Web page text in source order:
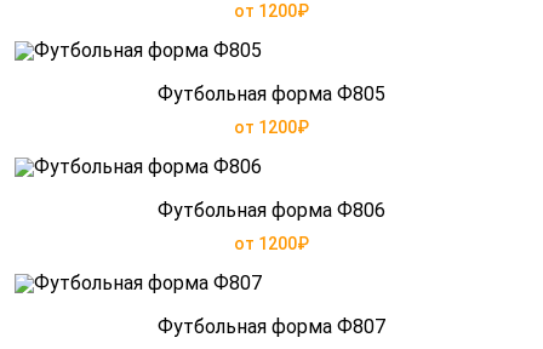
от 1200₽
Футбольная форма Ф805
от 1200₽
Футбольная форма Ф806
от 1200₽
Футбольная форма Ф807